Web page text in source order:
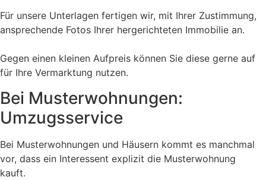
Für unsere Unterlagen fertigen wir, mit Ihrer Zustimmung,
ansprechende Fotos Ihrer hergerichteten Immobilie an.
Gegen einen kleinen Aufpreis können Sie diese gerne auf
für Ihre Vermarktung nutzen.
Bei Musterwohnungen:
Umzugsservice
Bei Musterwohnungen und Häusern kommt es manchmal
vor, dass ein Interessent explizit die Musterwohnung
kauft.